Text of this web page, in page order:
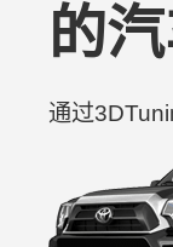
的
通过